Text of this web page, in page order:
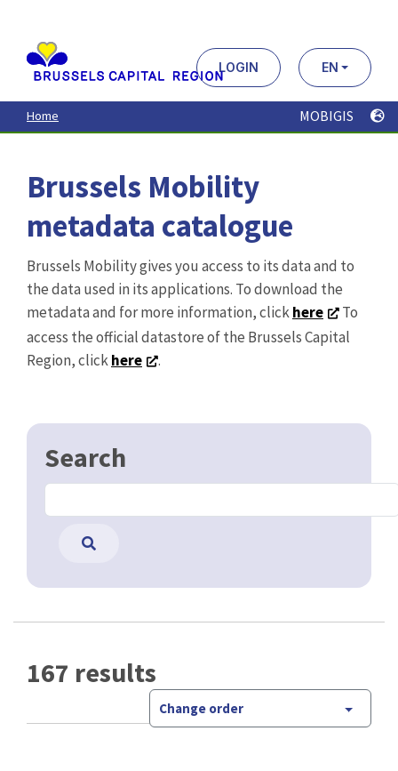
contenu
principal
LOGIN EN
Home MOBIGIS
Brussels Mobility
metadata catalogue
Brussels Mobility gives you access to its data and to
the data used in its applications. To download the
metadata and for more information, clickhere
To
access the official datastore of the Brussels Capital
Region, clickhere .
Search
167 results
Change order